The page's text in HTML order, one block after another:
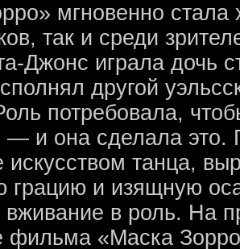
мгновенно стала
так и среди
Джонс играла дочь
другой
потребовала,
— и она сделала это.
искусством танца,
грацию и изящную
вживание в роль. На
фильма «Маска